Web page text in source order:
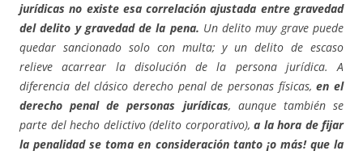
jurídicas no existe esa correlación ajustada entre gravedad
del delito y gravedad de la pena. Un delito muy grave puede
quedar sancionado solo con multa; y un delito de escaso
relieve acarrear la disolución de la persona jurídica. A
diferencia del clásico derecho penal de personas físicas,en el
derecho penal de personas jurídicas, aunque también se
parte del hecho delictivo (delito corporativo), a la hora de fijar
la penalidad se toma en consideración tanto ¡o más! que la